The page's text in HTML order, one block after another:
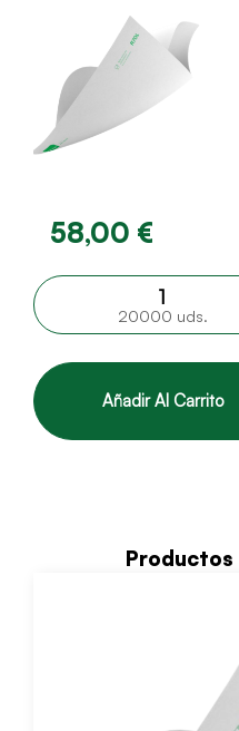
58,00 €
20000 uds.
Añadir Al Carrito
Productos